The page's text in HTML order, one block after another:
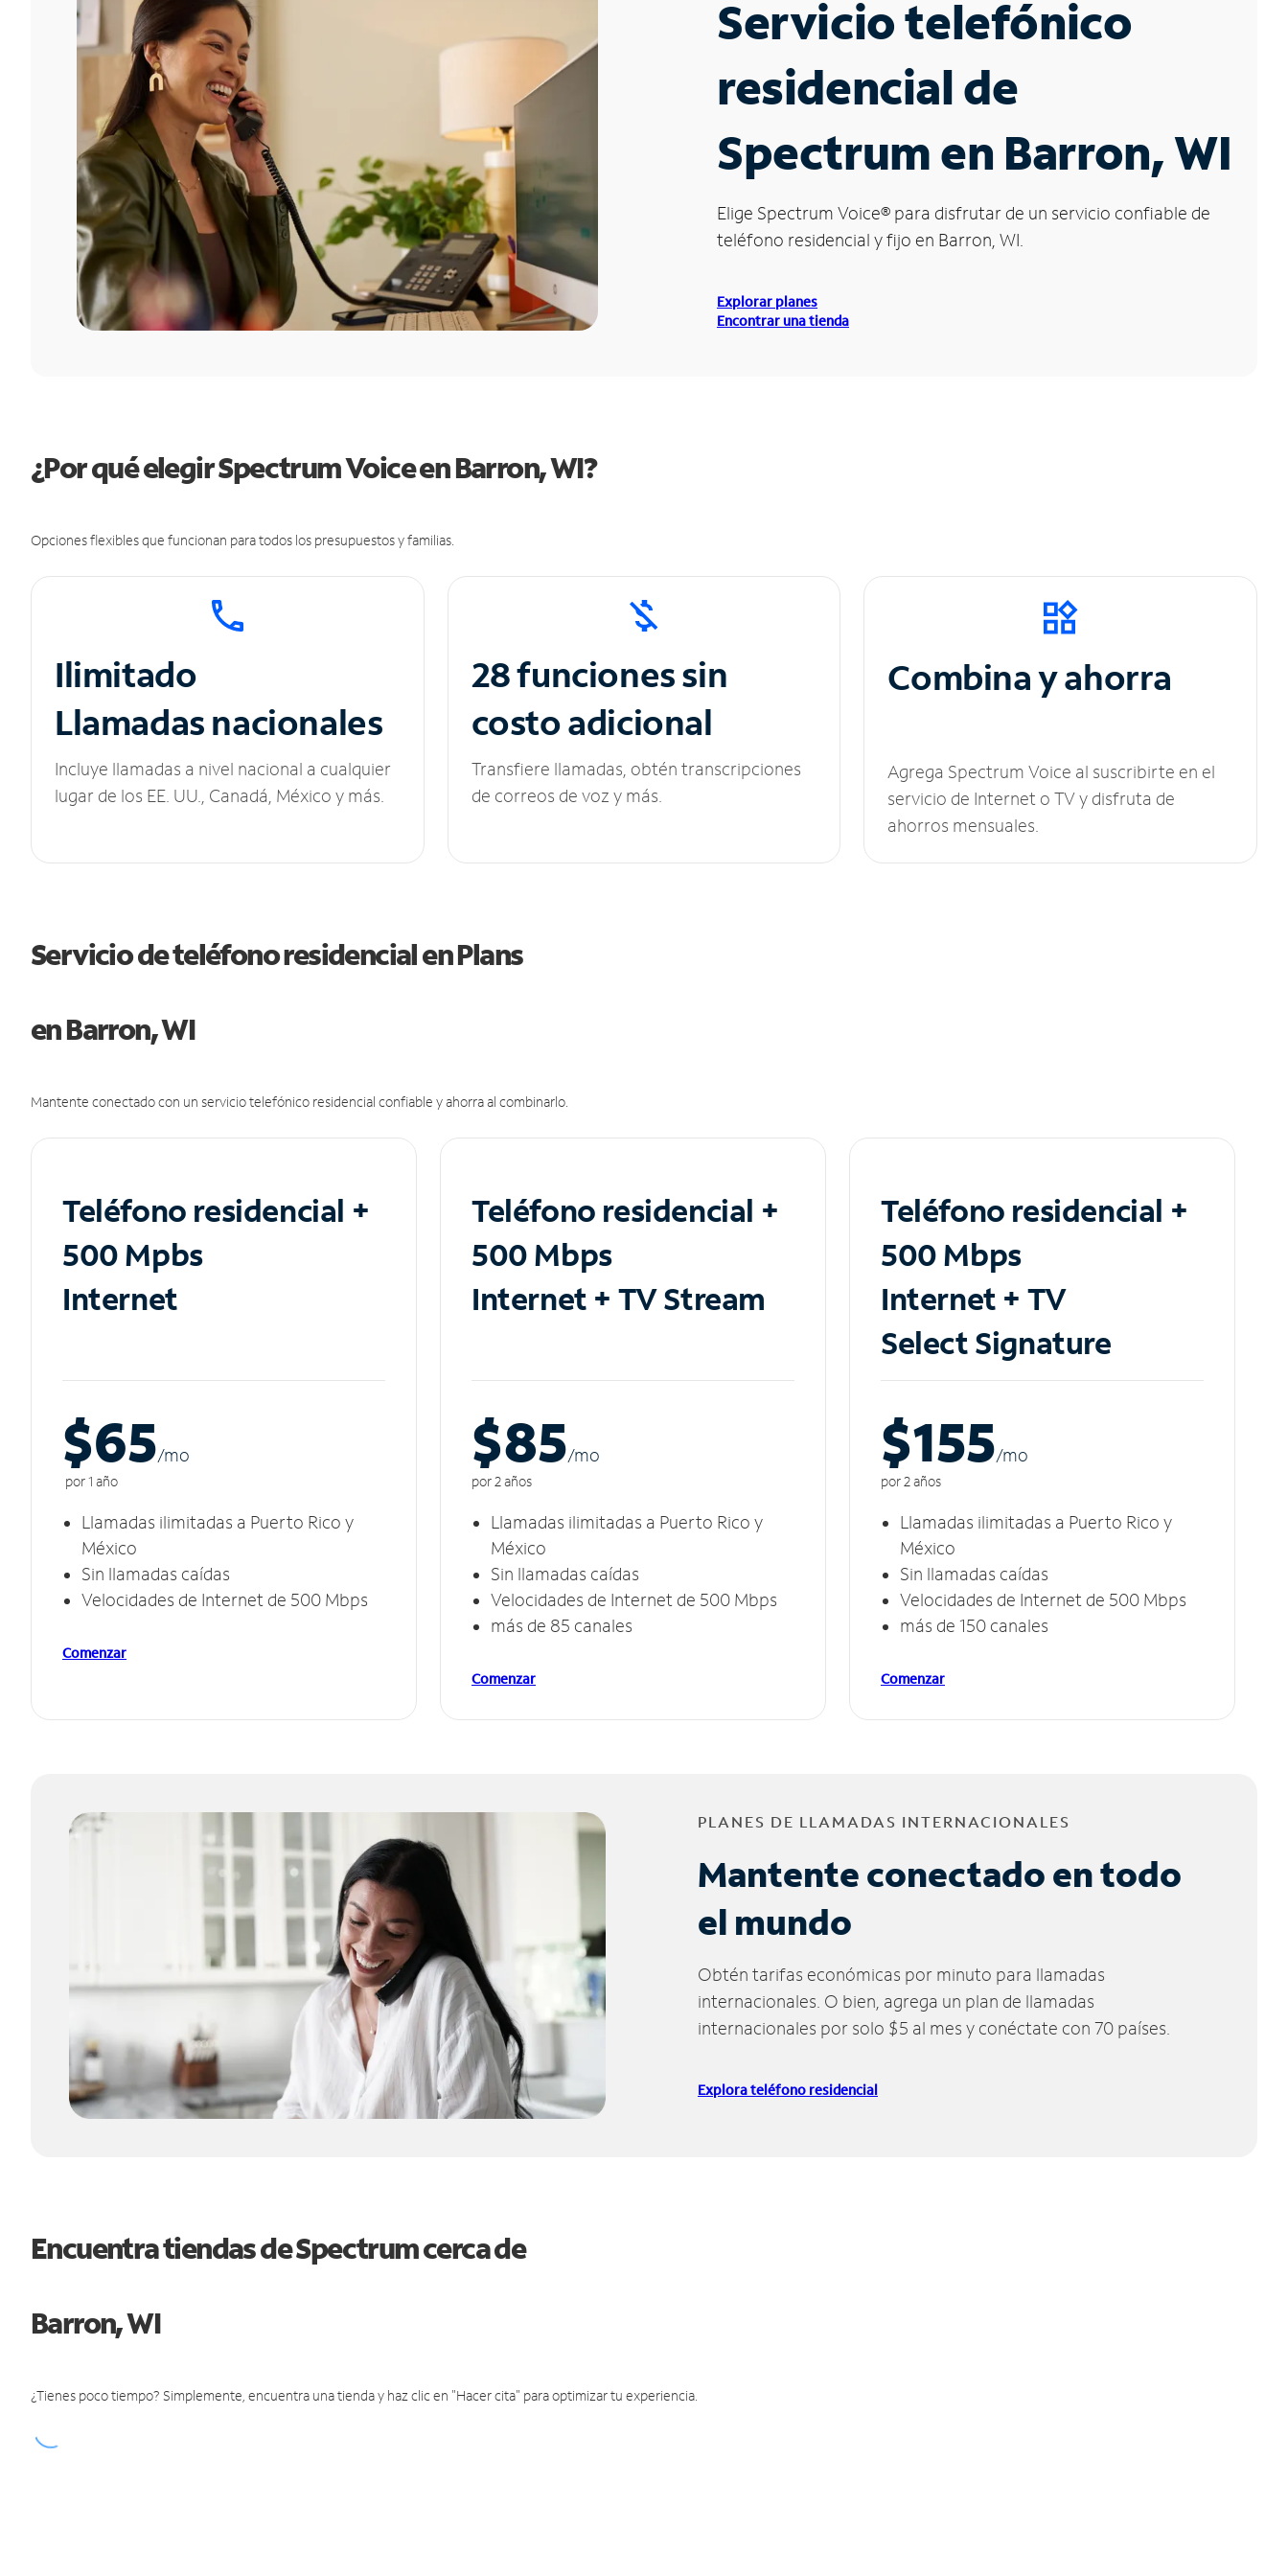
Servicio telefónico
residencial de
Spectrum en Barron, WI
Elige Spectrum Voice® para disfrutar de un servicio confiable de
teléfono residencial y fijo en Barron, WI.
Explorar planes
Encontrar una tienda
¿Por qué elegir Spectrum Voice en Barron, WI?
Opciones flexibles que funcionan para todos los presupuestos y familias.
Ilimitado
Llamadas nacionales
Incluye llamadas a nivel nacional a cualquier
lugar de los EE. UU., Canadá, México y más.
28 funciones sin
costo adicional
Transfiere llamadas, obtén transcripciones
de correos de voz y más.
Combina y ahorra
Agrega Spectrum Voice al suscribirte en el
servicio de Internet o TV y disfruta de
ahorros mensuales.
Servicio de teléfono residencial en Plans
en Barron, WI
Mantente conectado con un servicio telefónico residencial confiable y ahorra al combinarlo.
Teléfono residencial +
500 Mpbs
Internet
$65/mo
por 1 año
Llamadas ilimitadas a Puerto Rico y
México
Sin llamadas caídas
Velocidades de Internet de 500 Mbps
Comenzar
Teléfono residencial +
500 Mbps
Internet + TV Stream
$85/mo
por 2 años
Llamadas ilimitadas a Puerto Rico y
México
Sin llamadas caídas
Velocidades de Internet de 500 Mbps
más de 85 canales
Comenzar
Teléfono residencial +
500 Mbps
Internet + TV
Select Signature
$155/mo
por 2 años
Llamadas ilimitadas a Puerto Rico y
México
Sin llamadas caídas
Velocidades de Internet de 500 Mbps
más de 150 canales
Comenzar
PLANES DE LLAMADAS INTERNACIONALES
Mantente conectado en todo
el mundo
Obtén tarifas económicas por minuto para llamadas
internacionales. O bien, agrega un plan de llamadas
internacionales por solo $5 al mes y conéctate con 70 países.
Explora teléfono residencial
Encuentra tiendas de Spectrum cerca de
Barron, WI
¿Tienes poco tiempo? Simplemente, encuentra una tienda y haz clic en "Hacer cita" para optimizar tu experiencia.